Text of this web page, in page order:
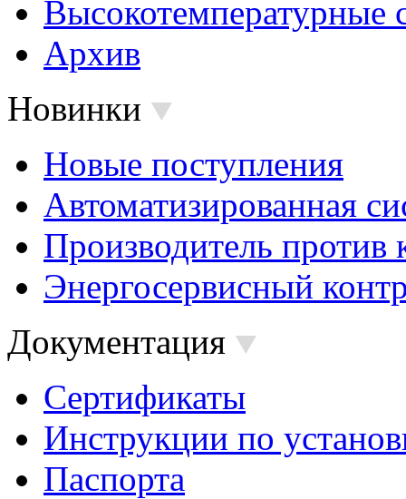
Высокотемпературные
Архив
Новинки
Новые поступления
Автоматизированная
Производитель против
Энергосервисный
Документация
Сертификаты
Инструкции по
Паспорта